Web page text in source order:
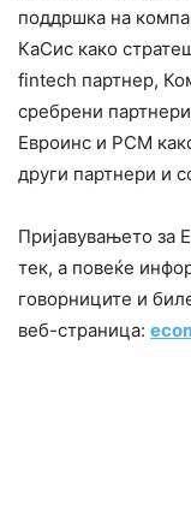
поддршка на
КаСис како
fintech партнер,
сребрени
Евроинс и РСМ
други партнери и
Пријавувањето за
тек, а повеќе
говорниците и
веб-страница: